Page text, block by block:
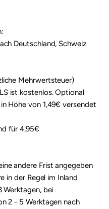
Deutschland, Schweiz
Mehrwertsteuer)
ist kostenlos. Optional
Höhe von 1,49€ versendet
für 4,95€
andere Frist angegeben
in der Regel im Inland
Werktagen, bei
2 - 5 Werktagen nach